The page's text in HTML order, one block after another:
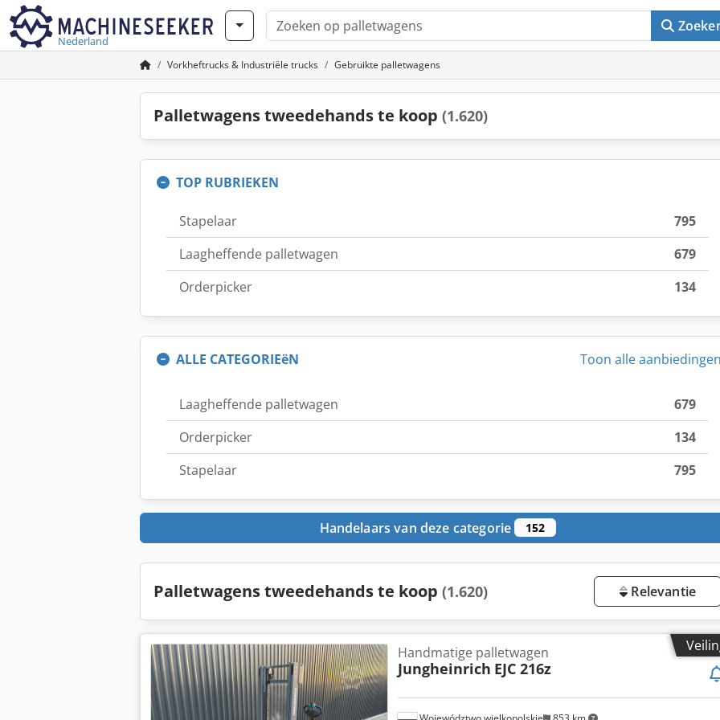
Nederland
Vorkheftrucks & Industriële trucks Gebruikte palletwagens
Palletwagens tweedehands te koop (1.620)
TOP RUBRIEKEN
Stapelaar
795
Laagheffende palletwagen
679
Orderpicker
134
ALLE CATEGORIEëN Toon alle
Laagheffende palletwagen
679
Orderpicker
134
Stapelaar
795
Handelaars van deze categorie 152
Palletwagens tweedehands te koop (1.620) Relevantie
Handmatige palletwagen
Jungheinrich EJC 216z